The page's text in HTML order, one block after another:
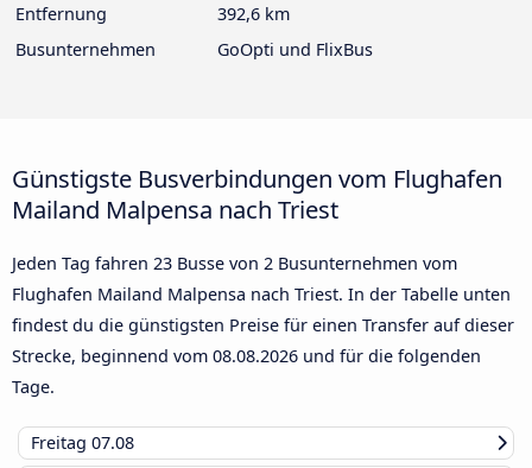
Entfernung
392,6 km
Busunternehmen
GoOpti und FlixBus
Günstigste Busverbindungen vom Flughafen
Mailand Malpensa nach Triest
Jeden Tag fahren 23 Busse von 2 Busunternehmen vom
Flughafen Mailand Malpensa nach Triest. In der Tabelle unten
findest du die günstigsten Preise für einen Transfer auf dieser
Strecke, beginnend vom 08.08.2026 und für die folgenden
Tage.
Freitag 07.08